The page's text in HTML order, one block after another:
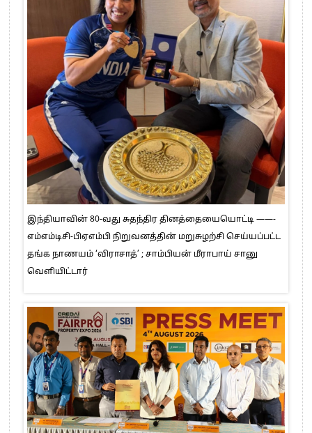
இந்தியாவின் 80-வது சுதந்திர தினத்தையையொட்டி ——-
எம்எம்டிசி-பிஏஎம்பி நிறுவனத்தின் மறுசுழற்சி செய்யப்பட்ட
தங்க நாணயம் ‘விராசாத்’ ; சாம்பியன் மீராபாய் சானு
வெளியிட்டார்